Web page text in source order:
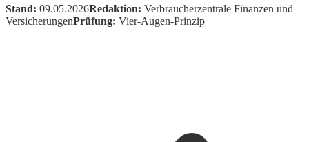
Stand: 09.05.2026Redaktion: Verbraucherzentrale Finanzen und
VersicherungenPrüfung: Vier-Augen-Prinzip